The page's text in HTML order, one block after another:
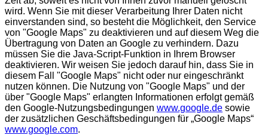
wird. Wenn Sie mit dieser Verarbeitung Ihrer Daten nicht
einverstanden sind, so besteht die Möglichkeit, den Service
von "Google Maps" zu deaktivieren und auf diesem Weg die
Übertragung von Daten an Google zu verhindern. Dazu
müssen Sie die Java-Script-Funktion in Ihrem Browser
deaktivieren. Wir weisen Sie jedoch darauf hin, dass Sie in
diesem Fall "Google Maps" nicht oder nur eingeschränkt
nutzen können. Die Nutzung von "Google Maps" und der
über "Google Maps" erlangten Informationen erfolgt gemäß
den Google-Nutzungsbedingungen www.google.de sowie
der zusätzlichen Geschäftsbedingungen für „Google Maps“
www.google.com.